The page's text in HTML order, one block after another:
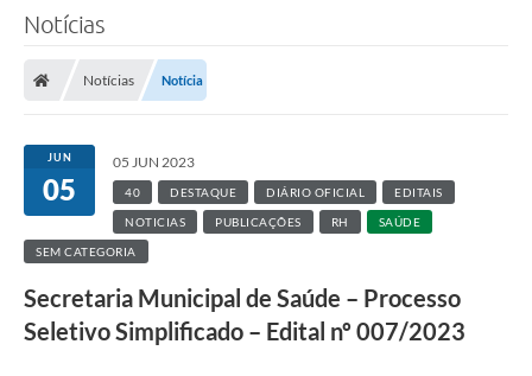
Notícias
Notícias Notícia
JUN
05
05 JUN 2023
40 DESTAQUE DIÁRIO OFICIAL EDITAIS
NOTICIAS PUBLICAÇÕES RH SAÚDE
SEM CATEGORIA
Secretaria Municipal de Saúde – Processo
Seletivo Simplificado – Edital nº 007/2023